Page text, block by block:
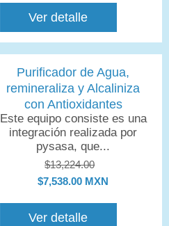
Ver detalle
Purificador de Agua,
remineraliza y Alcaliniza
con Antioxidantes
Este equipo consiste es una
integración realizada por
pysasa, que...
$13,224.00
$7,538.00 MXN
Ver detalle